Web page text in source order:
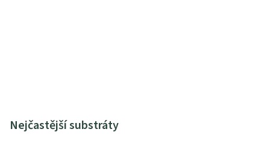
Nejčastější substráty